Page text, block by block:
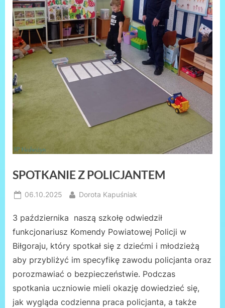
SPOTKANIE Z POLICJANTEM
Posted
06.10.2025 By
Dorota Kapuśniak
3 października naszą szkołę odwiedził
funkcjonariusz Komendy Powiatowej Policji w
Biłgoraju, który spotkał się z dziećmi i młodzieżą
aby przybliżyć im specyfikę zawodu policjanta oraz
porozmawiać o bezpieczeństwie. Podczas
spotkania uczniowie mieli okazję dowiedzieć się,
jak wygląda codzienna praca policjanta, a także